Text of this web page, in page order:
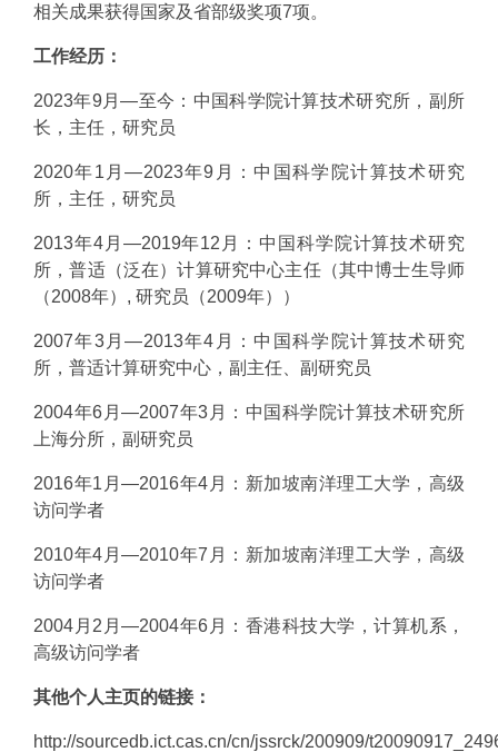
相关成果获得国家及省部级奖项7项。
工作经历：
2023年9月—至今： 中国科学院计算技术研究所，副所
长，主任，研究员
2020年1 月—2023年9月
：中国科学院计算技术研究
所，主任，研究员
2013年4月—2019年12 月：中国科学院计算技术研究
所，普适（泛在）计算研究中心主任（其中博士生导师
（2008年） , 研究员（2009年））
2007年3月—2013年4 月：中国科学院计算技术研究
所，普适计算研究中心，副主任、副研究员
2004年6 月—2007年3 月：中国科学院计算技术研究所
上海分所，副研究员
2016年1 月—2016年4 月：新加坡南洋理工大学，高级
访问学者
2010年4 月—2010年7 月：新加坡南洋理工大学，高级
访问学者
2004 月 2 月—2004年6 月：香港科技大学，计算机系，
高级访问学者
其他个人主页的链接：
http://sourcedb.ict.cas.cn/cn/jssrck/200909/